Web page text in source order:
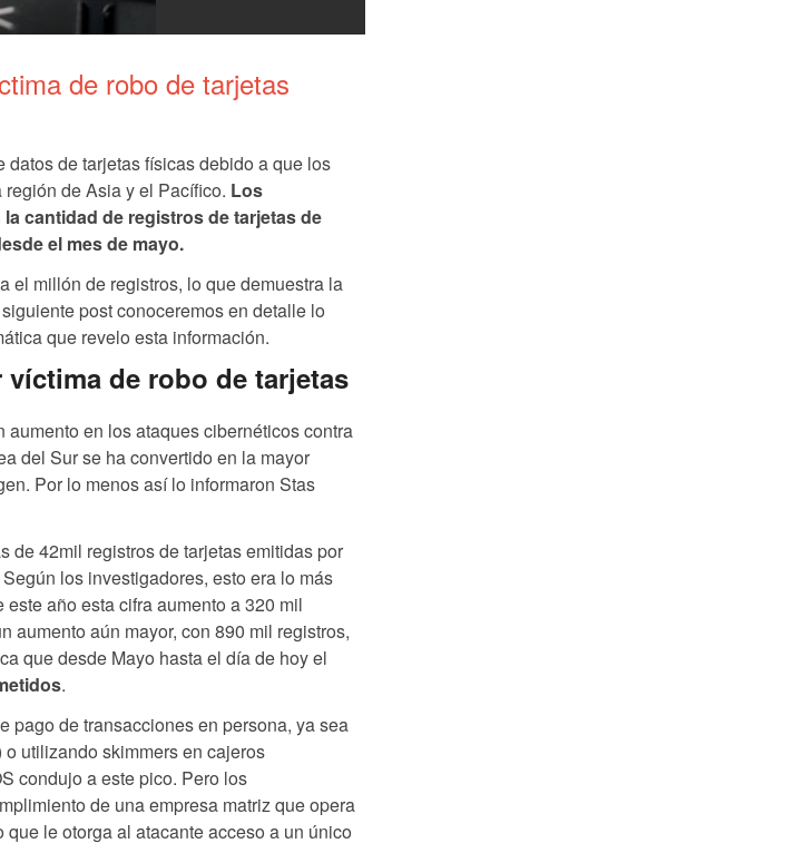
de robo de tarjetas
de tarjetas físicas debido a que los
de Asia y el Pacífico. Los
cantidad de registros de tarjetas de
el mes de mayo.
el millón de registros, lo que demuestra la
post conoceremos en detalle lo
que revelo esta información.
de robo de tarjetas
aumento en los ataques cibernéticos contra
del Sur se ha convertido en la mayor
Por lo menos así lo informaron Stas
de 42mil registros de tarjetas emitidas por
los investigadores, esto era lo más
año esta cifra aumento a 320 mil
aumento aún mayor, con 890 mil registros,
que desde Mayo hasta el día de hoy el
.
pago de transacciones en persona, ya sea
utilizando skimmers en cajeros
condujo a este pico. Pero los
de una empresa matriz que opera
le otorga al atacante acceso a un único